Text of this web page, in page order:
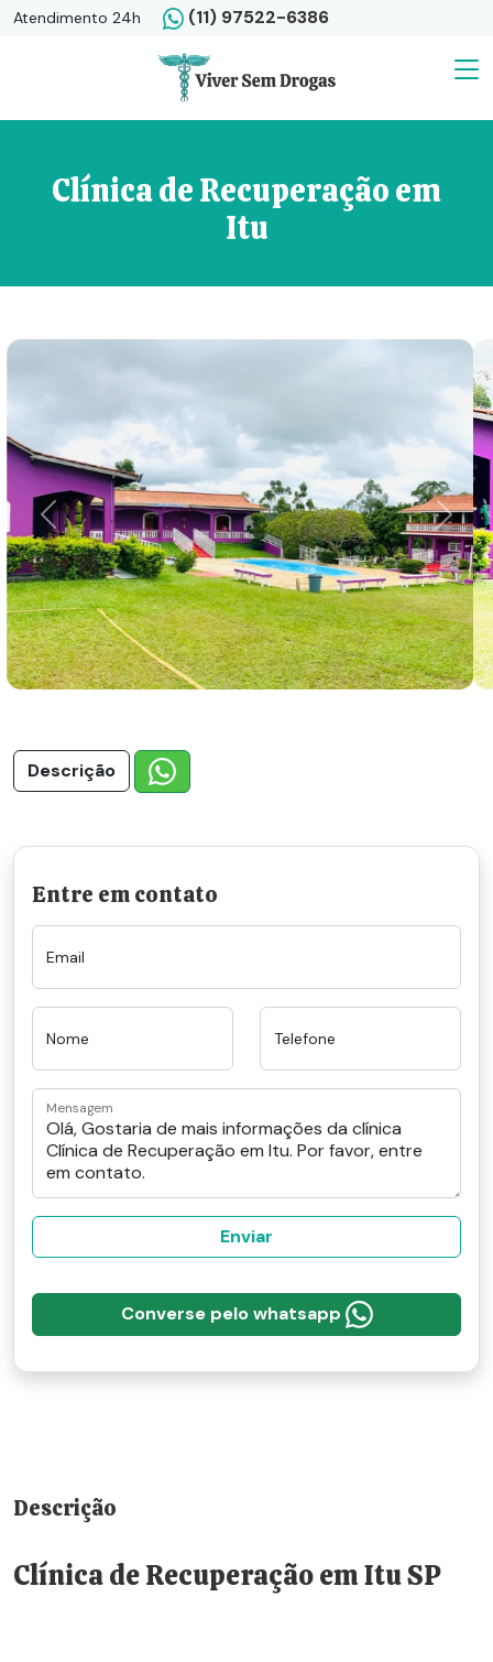
Atendimento 24h (11) 97522-6386
Clínica de Recuperação em
Itu
Previous Next
Descrição
Entre em contato
Email
Nome Telefone
Mensagem
Enviar
Converse pelo whatsapp
Descrição
Clínica de Recuperação em Itu SP